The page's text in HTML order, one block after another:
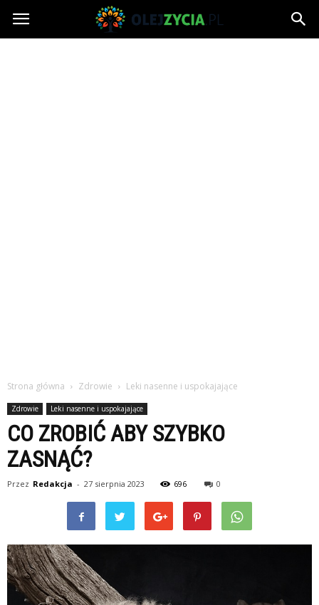
OlejZycia.pl
Strona główna Zdrowie Leki nasenne i uspokajające
Zdrowie Leki nasenne i uspokajające
CO ZROBIĆ ABY SZYBKO
ZASNĄĆ?
Przez Redakcja - 27 sierpnia 2023 696 0